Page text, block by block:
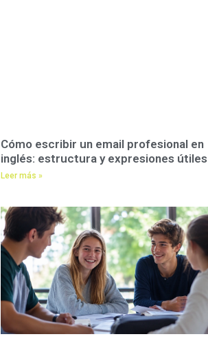
Cómo escribir un email profesional en
inglés: estructura y expresiones útiles
Leer más »